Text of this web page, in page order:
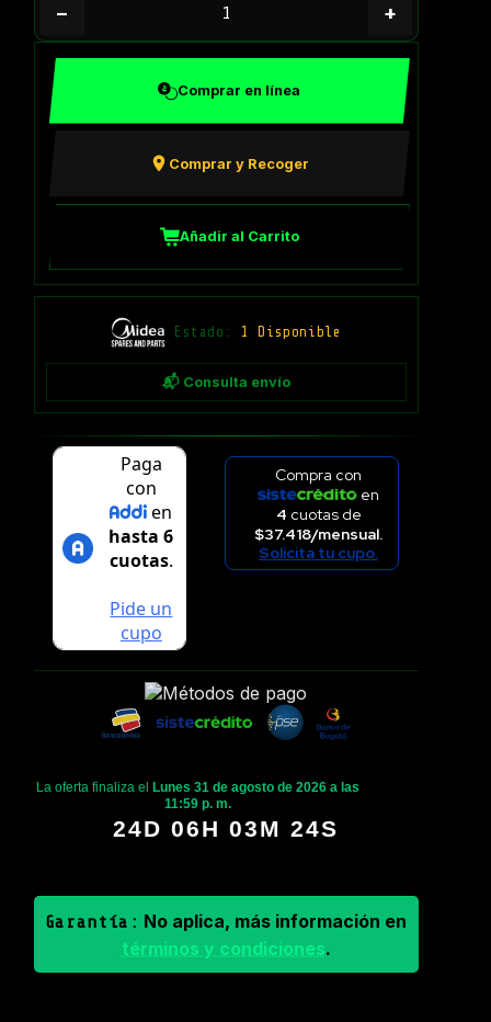
− +
Comprar en línea
Comprar y Recoger
Añadir al Carrito
Estado: 1 Disponible
📬 Consulta envío
Compra con
en
4 cuotas de
$37.418/mensual.
Solicita tu cupo.
La oferta finaliza el
Lunes 31 de agosto de 2026 a las
11:59 p. m.
24D 06H 03M 24S
Garantía: No aplica, más información en
términos y condiciones.